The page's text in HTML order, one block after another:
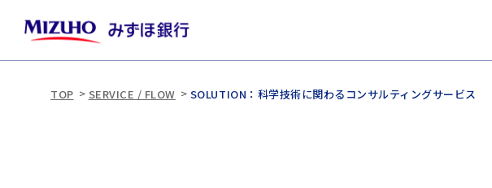
TOP SERVICE / FLOW SOLUTION：科学技術に関わるコンサルティングサービス